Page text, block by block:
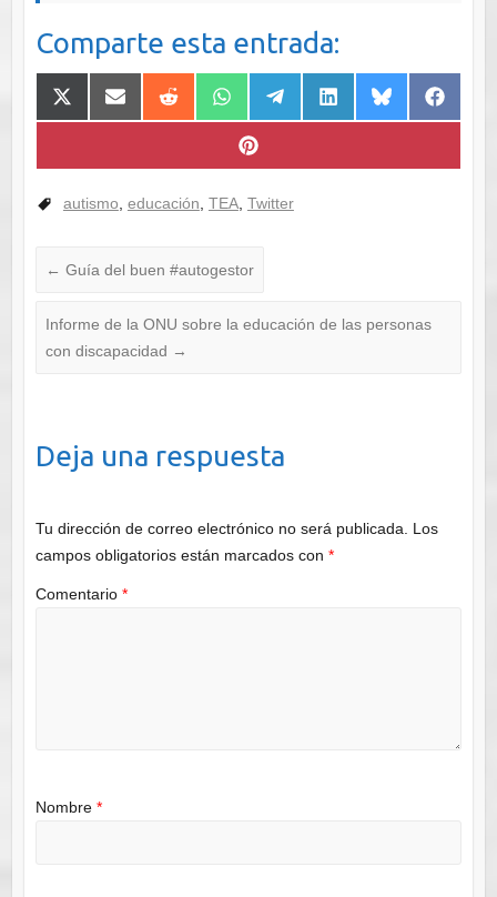
Comparte esta entrada:
Compartir
en
Compartir
en
Compartir
en
Compartir
en
WhatsApp
Compartir
en
Compartir
en
Compartir
en
en
Compartir
en
autismo educación TEA, Twitter
← Guía del buen #autogestor
Informe de la ONU sobre la educación de las personas
con discapacidad →
Deja una respuesta
Tu dirección de correo electrónico no será publicada.
Los
campos obligatorios están marcados con *
Comentario *
Nombre *